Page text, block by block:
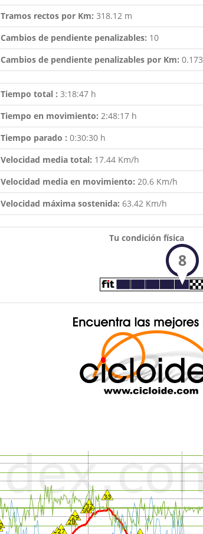
Tramos rectos por Km: 318.12 m
Cambios de pendiente penalizables: 10
Cambios de pendiente penalizables por Km: 0.173
Tiempo total : 3:18:47 h
Tiempo en movimiento: 2:48:17 h
Tiempo parado : 0:30:30 h
Velocidad media total: 17.44 Km/h
Velocidad media en movimiento: 20.6 Km/h
Velocidad máxima sostenida: 63.42 Km/h
Tu condición física
8